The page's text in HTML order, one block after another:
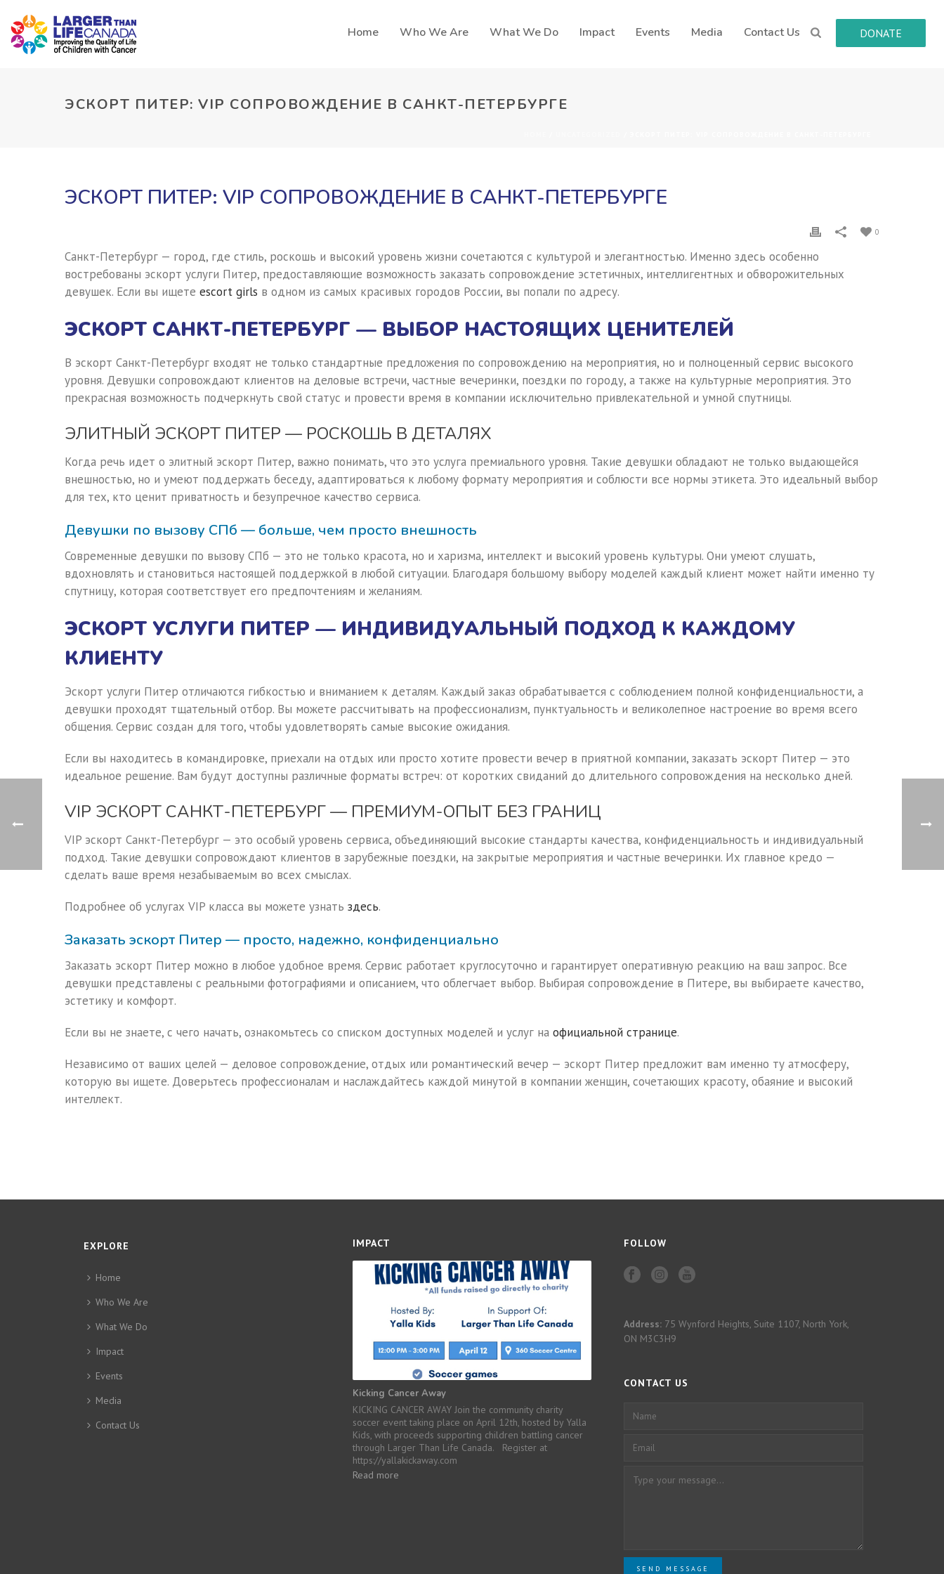
Home Who We Are What We Do Impact Events Media Contact Us DONATE
ЭСКОРТ ПИТЕР: VIP СОПРОВОЖДЕНИЕ В САНКТ-ПЕТЕРБУРГЕ
ЭСКОРТ ПИТЕР: VIP СОПРОВОЖДЕНИЕ В САНКТ-ПЕТЕРБУРГЕ
0
Санкт-Петербург — город, где стиль, роскошь и высокий уровень жизни сочетаются с культурой и элегантностью. Именно здесь особенно
востребованы эскорт услуги Питер, предоставляющие возможность заказать сопровождение эстетичных, интеллигентных и обворожительных
девушек. Если вы ищете escort girls в одном из самых красивых городов России, вы попали по адресу.
ЭСКОРТ САНКТ-ПЕТЕРБУРГ — ВЫБОР НАСТОЯЩИХ ЦЕНИТЕЛЕЙ
В эскорт Санкт-Петербург входят не только стандартные предложения по сопровождению на мероприятия, но и полноценный сервис высокого
уровня. Девушки сопровождают клиентов на деловые встречи, частные вечеринки, поездки по городу, а также на культурные мероприятия. Это
прекрасная возможность подчеркнуть свой статус и провести время в компании исключительно привлекательной и умной спутницы.
ЭЛИТНЫЙ ЭСКОРТ ПИТЕР — РОСКОШЬ В ДЕТАЛЯХ
Когда речь идет о элитный эскорт Питер, важно понимать, что это услуга премиального уровня. Такие девушки обладают не только выдающейся
внешностью, но и умеют поддержать беседу, адаптироваться к любому формату мероприятия и соблюсти все нормы этикета. Это идеальный выбор
для тех, кто ценит приватность и безупречное качество сервиса.
Девушки по вызову СПб — больше, чем просто внешность
Современные девушки по вызову СПб — это не только красота, но и харизма, интеллект и высокий уровень культуры. Они умеют слушать,
вдохновлять и становиться настоящей поддержкой в любой ситуации. Благодаря большому выбору моделей каждый клиент может найти именно ту
спутницу, которая соответствует его предпочтениям и желаниям.
ЭСКОРТ УСЛУГИ ПИТЕР — ИНДИВИДУАЛЬНЫЙ ПОДХОД К КАЖДОМУ
КЛИЕНТУ
Эскорт услуги Питер отличаются гибкостью и вниманием к деталям. Каждый заказ обрабатывается с соблюдением полной конфиденциальности, а
девушки проходят тщательный отбор. Вы можете рассчитывать на профессионализм, пунктуальность и великолепное настроение во время всего
общения. Сервис создан для того, чтобы удовлетворять самые высокие ожидания.
Если вы находитесь в командировке, приехали на отдых или просто хотите провести вечер в приятной компании, заказать эскорт Питер — это
идеальное решение. Вам будут доступны различные форматы встреч: от коротких свиданий до длительного сопровождения на несколько дней.
VIP ЭСКОРТ САНКТ-ПЕТЕРБУРГ — ПРЕМИУМ-ОПЫТ БЕЗ ГРАНИЦ
VIP эскорт Санкт-Петербург — это особый уровень сервиса, объединяющий высокие стандарты качества, конфиденциальность и индивидуальный
подход. Такие девушки сопровождают клиентов в зарубежные поездки, на закрытые мероприятия и частные вечеринки. Их главное кредо —
сделать ваше время незабываемым во всех смыслах.
Подробнее об услугах VIP класса вы можете узнать здесь.
Заказать эскорт Питер — просто, надежно, конфиденциально
Заказать эскорт Питер можно в любое удобное время. Сервис работает круглосуточно и гарантирует оперативную реакцию на ваш запрос. Все
девушки представлены с реальными фотографиями и описанием, что облегчает выбор. Выбирая сопровождение в Питере, вы выбираете качество,
эстетику и комфорт.
Если вы не знаете, с чего начать, ознакомьтесь со списком доступных моделей и услуг на официальной странице.
Независимо от ваших целей — деловое сопровождение, отдых или романтический вечер — эскорт Питер предложит вам именно ту атмосферу,
которую вы ищете. Доверьтесь профессионалам и наслаждайтесь каждой минутой в компании женщин, сочетающих красоту, обаяние и высокий
интеллект.
EXPLORE
Home
Who We Are
What We Do
Impact
Events
Media
Contact Us
IMPACT
Kicking Cancer Away
KICKING CANCER AWAY Join the community charity
soccer event taking place on April 12th, hosted by Yalla
Kids, with proceeds supporting children battling cancer
through Larger Than Life Canada. Register at
https://yallakickaway.com
Read more
FOLLOW
Address: 75 Wynford Heights, Suite 1107, North York,
ON M3C3H9
CONTACT US
SEND MESSAGE